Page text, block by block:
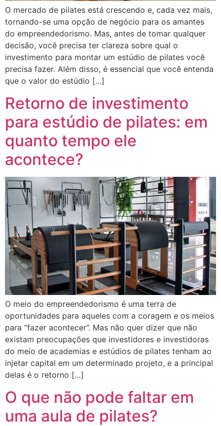
O mercado de pilates está crescendo e, cada vez mais,
tornando-se uma opção de negócio para os amantes
do empreendedorismo. Mas, antes de tomar qualquer
decisão, você precisa ter clareza sobre qual o
investimento para montar um estúdio de pilates você
precisa fazer. Além disso, é essencial que você entenda
que o valor do estúdio […]
Retorno de investimento
para estúdio de pilates: em
quanto tempo ele
acontece?
O meio do empreendedorismo é uma terra de
oportunidades para aqueles com a coragem e os meios
para “fazer acontecer”. Mas não quer dizer que não
existam preocupações que investidores e investidoras
do meio de academias e estúdios de pilates tenham ao
injetar capital em um determinado projeto, e a principal
delas é o retorno […]
O que não pode faltar em
uma aula de pilates?